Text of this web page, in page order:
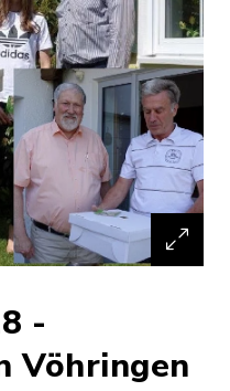
-
Vöhringen